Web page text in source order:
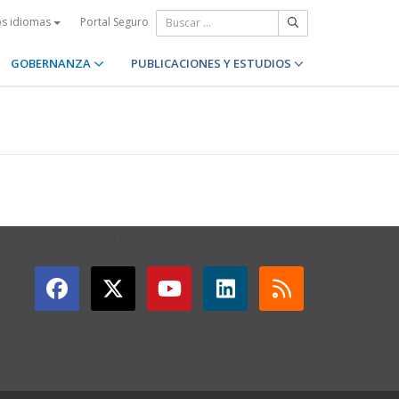
idiomas Portal Seguro
GOBERNANZA PUBLICACIONES Y ESTUDIOS